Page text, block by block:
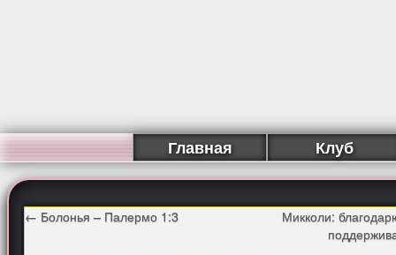
Главная Клуб
← Болонья – Палермо 1:3
Микколи: